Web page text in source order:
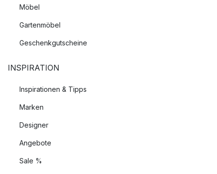
Möbel
Gartenmöbel
Geschenkgutscheine
INSPIRATION
Inspirationen & Tipps
Marken
Designer
Angebote
Sale %